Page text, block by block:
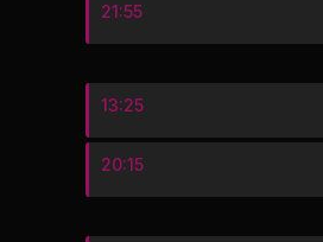
21:55
13:25
20:15